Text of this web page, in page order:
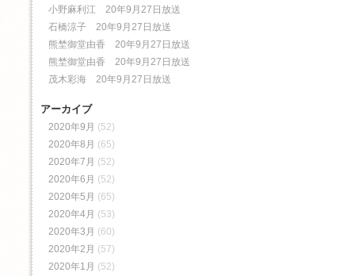
小野麻利江 20年9月27日放送
石橋涼子 20年9月27日放送
熊埜御堂由香 20年9月27日放送
熊埜御堂由香 20年9月27日放送
茂木彩海 20年9月27日放送
アーカイブ
2020年9月 (52)
2020年8月 (65)
2020年7月 (52)
2020年6月 (52)
2020年5月 (65)
2020年4月 (53)
2020年3月 (60)
2020年2月 (57)
2020年1月 (52)